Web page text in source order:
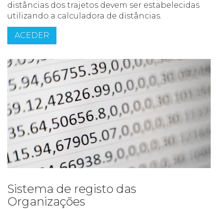
distâncias dos trajetos devem ser estabelecidas
utilizando a calculadora de distâncias.
ACEDER
Sistema de registo das
Organizações